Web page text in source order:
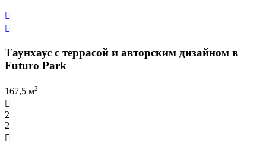


Таунхаус с террасой и авторским дизайном в
Futuro Park
167,5 м2

2
2
